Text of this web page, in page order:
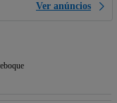
Ver anúncios